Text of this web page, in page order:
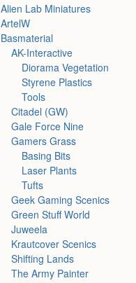
Alien Lab Miniatures
ArtelW
Basmaterial
AK-Interactive
Diorama Vegetation
Styrene Plastics
Tools
Citadel (GW)
Gale Force Nine
Gamers Grass
Basing Bits
Laser Plants
Tufts
Geek Gaming Scenics
Green Stuff World
Juweela
Krautcover Scenics
Shifting Lands
The Army Painter